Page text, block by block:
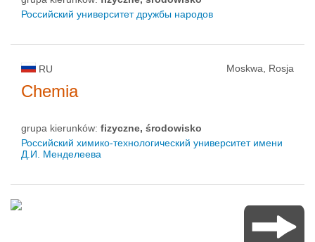
Российский университет дружбы народов
RU Moskwa, Rosja
Chemia
grupa kierunków: fizyczne, środowisko
Российский химико-технологический университет имени
Д.И. Менделеева